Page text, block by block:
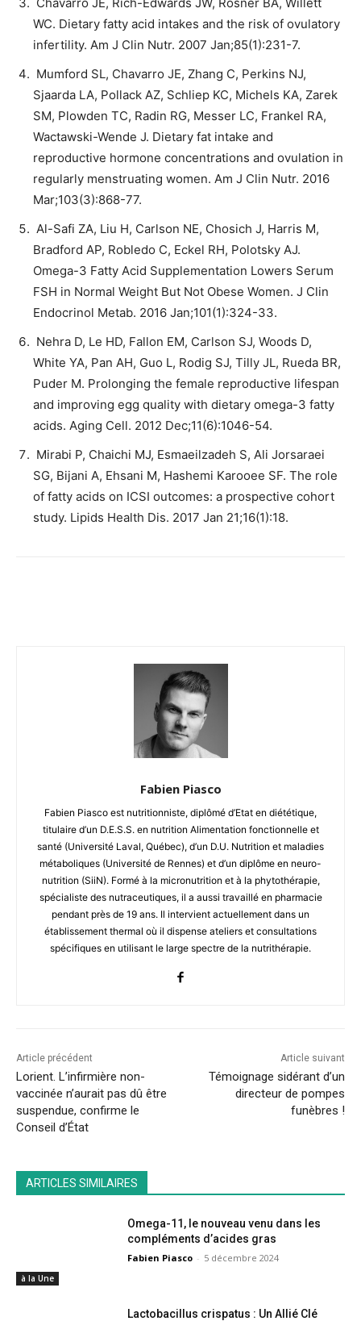
WC. Dietary fatty acid intakes and the risk of ovulatory
infertility. Am J Clin Nutr. 2007 Jan;85(1):231-7.
Mumford SL, Chavarro JE, Zhang C, Perkins NJ,
Sjaarda LA, Pollack AZ, Schliep KC, Michels KA, Zarek
SM, Plowden TC, Radin RG, Messer LC, Frankel RA,
Wactawski-Wende J. Dietary fat intake and
reproductive hormone concentrations and ovulation in
regularly menstruating women. Am J Clin Nutr. 2016
Mar;103(3):868-77.
Al-Safi ZA, Liu H, Carlson NE, Chosich J, Harris M,
Bradford AP, Robledo C, Eckel RH, Polotsky AJ.
Omega-3 Fatty Acid Supplementation Lowers Serum
FSH in Normal Weight But Not Obese Women. J Clin
Endocrinol Metab. 2016 Jan;101(1):324-33.
Nehra D, Le HD, Fallon EM, Carlson SJ, Woods D,
White YA, Pan AH, Guo L, Rodig SJ, Tilly JL, Rueda BR,
Puder M. Prolonging the female reproductive lifespan
and improving egg quality with dietary omega-3 fatty
acids. Aging Cell. 2012 Dec;11(6):1046-54.
Mirabi P, Chaichi MJ, Esmaeilzadeh S, Ali Jorsaraei
SG, Bijani A, Ehsani M, Hashemi Karooee SF. The role
of fatty acids on ICSI outcomes: a prospective cohort
study. Lipids Health Dis. 2017 Jan 21;16(1):18.
Fabien Piasco
Fabien Piasco est nutritionniste, diplômé d’Etat en diététique,
titulaire d’un D.E.S.S. en nutrition Alimentation fonctionnelle et
santé (Université Laval, Québec), d’un D.U. Nutrition et maladies
métaboliques (Université de Rennes) et d’un diplôme en neuro-
nutrition (SiiN). Formé à la micronutrition et à la phytothérapie,
spécialiste des nutraceutiques, il a aussi travaillé en pharmacie
pendant près de 19 ans. Il intervient actuellement dans un
établissement thermal où il dispense ateliers et consultations
spécifiques en utilisant le large spectre de la nutrithérapie.
Article précédent
Lorient. L’infirmière non-
vaccinée n’aurait pas dû être
suspendue, confirme le
Conseil d’État
Article suivant
Témoignage sidérant d’un
directeur de pompes
funèbres !
ARTICLES SIMILAIRES
à la Une
Omega-11, le nouveau venu dans les
compléments d’acides gras
Fabien Piasco - 5 décembre 2024
Lactobacillus crispatus : Un Allié Clé